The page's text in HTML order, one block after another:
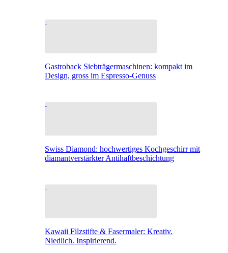
Gastroback Siebträgermaschinen: kompakt im
Design, gross im Espresso-Genuss
Swiss Diamond: hochwertiges Kochgeschirr mit
diamantverstärkter Antihaftbeschichtung
Kawaii Filzstifte & Fasermaler: Kreativ.
Niedlich. Inspirierend.